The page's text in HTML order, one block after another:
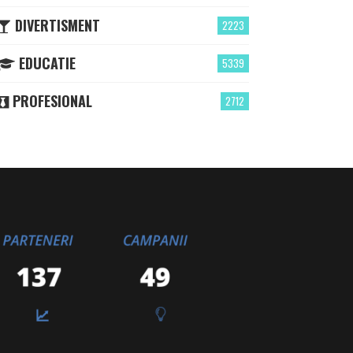
2223
DIVERTISMENT
5339
EDUCATIE
2712
PROFESIONAL